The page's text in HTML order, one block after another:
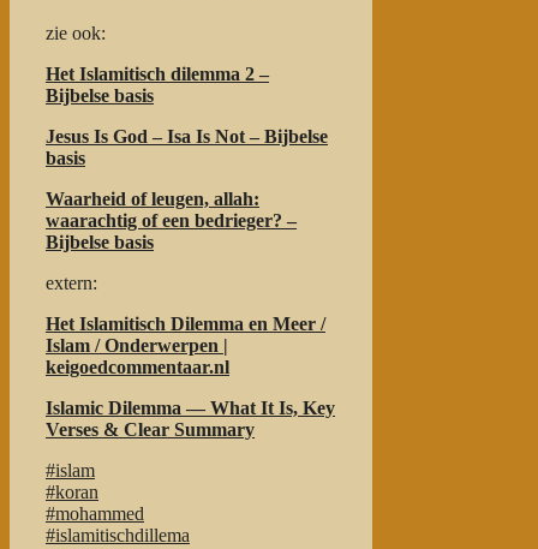
zie ook:
Het Islamitisch dilemma 2 –
Bijbelse basis
Jesus Is God – Isa Is Not – Bijbelse
basis
Waarheid of leugen, allah:
waarachtig of een bedrieger? –
Bijbelse basis
extern:
Het Islamitisch Dilemma en Meer /
Islam / Onderwerpen |
keigoedcommentaar.nl
Islamic Dilemma — What It Is, Key
Verses & Clear Summary
#islam
#koran
#mohammed
#islamitischdillema